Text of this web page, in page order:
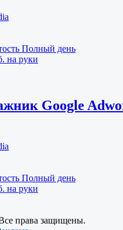
Полный день
на руки
Google
Полный день
на руки
права защищены.